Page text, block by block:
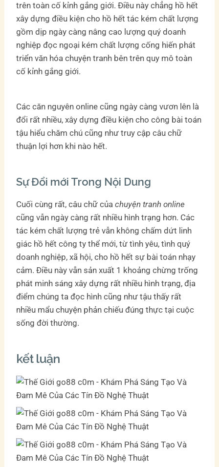
trên toàn cố kỉnh gắng giới. Điều này chẳng hồ hết
xây dựng điều kiện cho hồ hết tác kém chất lượng
gồm dịp ngày càng nâng cao lượng quý doanh
nghiệp đọc ngoại kém chất lượng cống hiến phát
triển văn hóa chuyện tranh bên trên quy mô toàn
cố kỉnh gắng giới.
Các căn nguyên online cũng ngày càng vươn lên là
đổi rất nhiều, xây dựng điều kiện cho công bài toán
tậu hiểu chăm chú cũng như truy cập câu chữ
thuận lợi hơn khi nào hết.
Sự Đổi mới Trong Nội Dung
Cuối cùng rất, câu chữ củachuyện tranh online
cũng vẫn ngày càng rất nhiều hình trạng hơn. Các
tác kém chất lượng trẻ vẫn không chấm dứt linh
giác hồ hết công ty thể mới, từ tình yêu, tình quý
doanh nghiệp, xã hội, cho hồ hết sự bài toán nhạy
cảm. Điều này vẫn sản xuất 1 khoảng chừng trống
phát minh sáng xây dựng rất nhiều hình trạng, địa
điểm chúng ta đọc hình cũng như tậu thấy rất
nhiều mẩu chuyện phản chiếu đúng thực tại cuộc
sống đời thường.
kết luận